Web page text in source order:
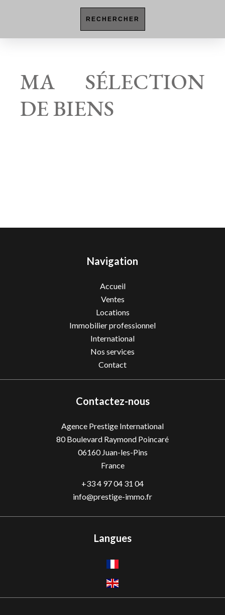
RECHERCHER
MA SÉLECTION
DE BIENS
Navigation
Accueil
Ventes
Locations
Immobilier professionnel
International
Nos services
Contact
Contactez-nous
Agence Prestige International
80 Boulevard Raymond Poincaré
06160Juan-les-Pins
France
+33 4 97 04 31 04
info@prestige-immo.fr
Langues